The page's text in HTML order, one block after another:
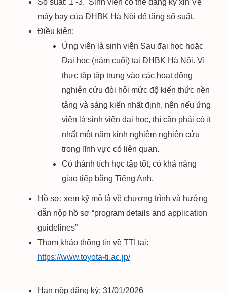
Số suất: 1 -3. Sinh viên có thể đăng ký xin Vé
máy bay của ĐHBK Hà Nội để tăng số suất.
Điều kiện:
Ứng viên là sinh viên Sau đại học hoặc
Đại học (năm cuối) tại ĐHBK Hà Nội. Vì
thực tập tập trung vào các hoạt động
nghiên cứu đòi hỏi mức độ kiến ​​thức nền
tảng và sáng kiến ​​nhất định, nên nếu ứng
viên là sinh viên đại học, thì cần phải có ít
nhất một năm kinh nghiệm nghiên cứu
trong lĩnh vực có liên quan.
Có thành tích học tập tốt, có khả năng
giao tiếp bằng Tiếng Anh.
Hồ sơ: xem kỹ mô tả về chương trình và hướng
dẫn nộp hồ sơ “program details and application
guidelines”
Tham khảo thông tin về TTI tại:
https://www.toyota-ti.ac.jp/
Hạn nộp đăng ký: 31/01/2026